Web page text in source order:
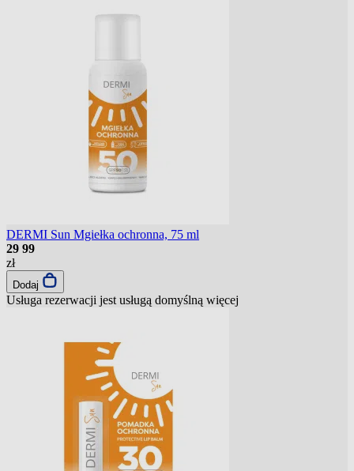
DERMI Sun Mgiełka ochronna, 75 ml
29 99
zł
Dodaj
Usługa rezerwacji jest usługą domyślną więcej